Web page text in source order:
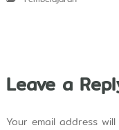
Leave a
Your email address